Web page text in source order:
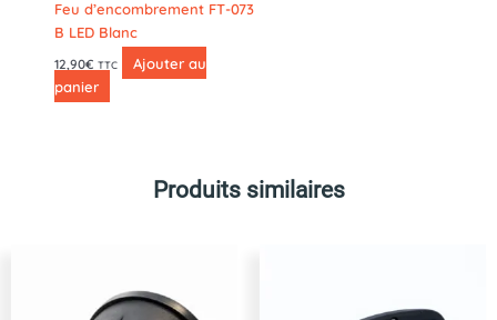
Feu d’encombrement FT-073
B LED Blanc
12,90€ TTC
Ajouter au
panier
Produits similaires